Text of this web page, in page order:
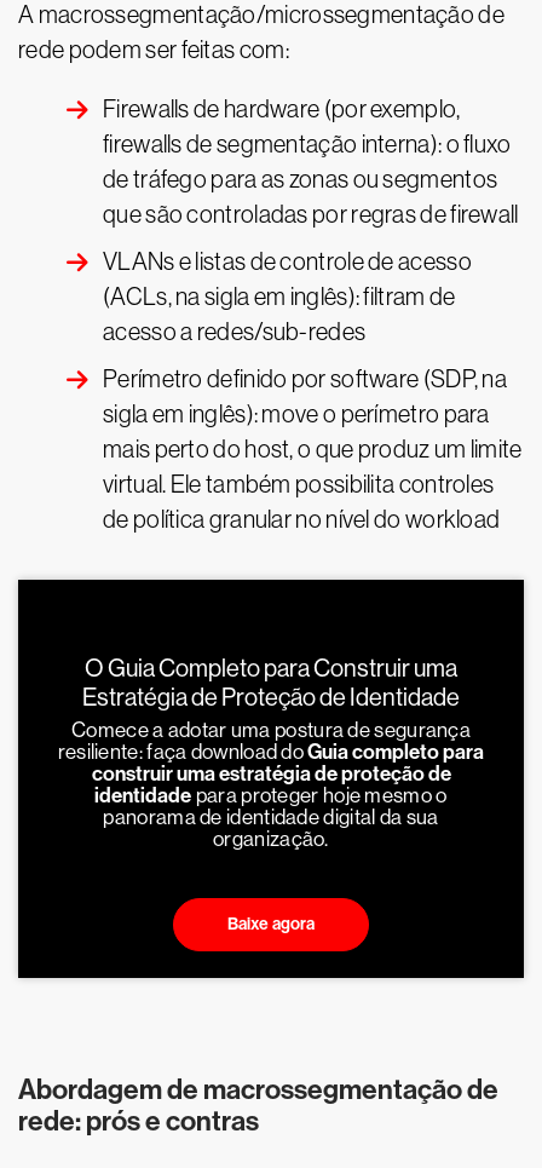
A macrossegmentação/microssegmentação de
rede podem ser feitas com:
Firewalls de hardware (por exemplo,
firewalls de segmentação interna): o fluxo
de tráfego para as zonas ou segmentos
que são controladas por regras de firewall
VLANs e listas de controle de acesso
(ACLs, na sigla em inglês): filtram de
acesso a redes/sub-redes
Perímetro definido por software (SDP, na
sigla em inglês): move o perímetro para
mais perto do host, o que produz um limite
virtual. Ele também possibilita controles
de política granular no nível do workload
O Guia Completo para Construir uma
Estratégia de Proteção de Identidade
Comece a adotar uma postura de segurança
resiliente: faça download doGuia completo para
construir uma estratégia de proteção de
identidade para proteger hoje mesmo o
panorama de identidade digital da sua
organização.
Baixe agora
Abordagem de macrossegmentação de
rede: prós e contras